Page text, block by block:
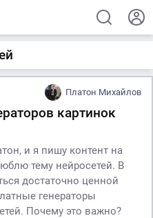
Платон Михайлов
картинок
и я пишу контент на
тему нейросетей. В
достаточно ценной
генераторы
Почему это важно?